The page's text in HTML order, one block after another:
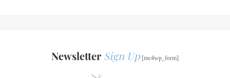
NewsletterSign Up[mc4wp_form]